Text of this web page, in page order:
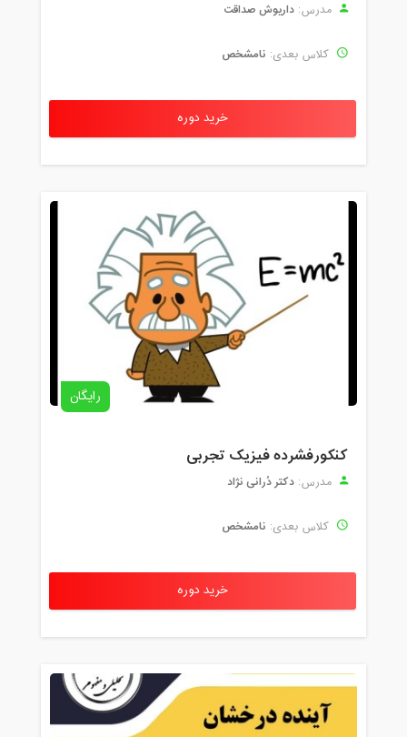
مدرس: داریوش صداقت
کلاس بعدی: نامشخص
خرید دوره
رایگان
کنکورفشرده فیزیک تجربی
مدرس: دکتر دُرانی نژاد
کلاس بعدی: نامشخص
خرید دوره